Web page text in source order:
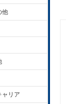
他
ャリア